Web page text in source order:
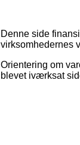
Denne side
virksomhedernes
Orientering om
blevet iværksat